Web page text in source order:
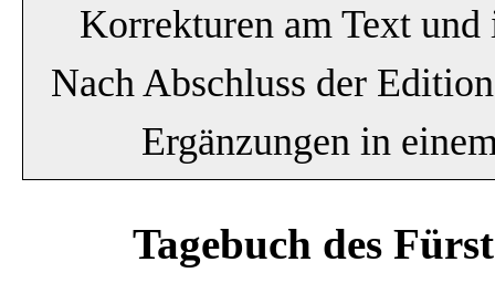
Korrekturen am Text
Nach Abschluss der
Ergänzungen in
Tagebuch des